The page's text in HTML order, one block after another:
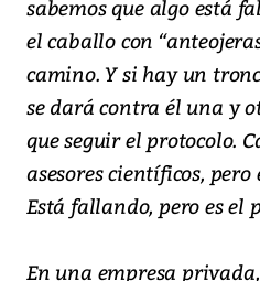
sabemos que algo está
el caballo con
camino. Y si hay un
se dará contra él una y
que seguir el protocolo.
asesores científicos, pero
Está fallando, pero es el
En una empresa